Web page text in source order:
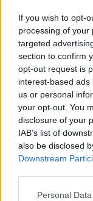
If you wish to opt-
processing of your
targeted
section to confirm
opt-out request is
interest-based
us or personal
your opt-out. You
disclosure of your
IAB’s list of
also be disclosed
Downstream
Personal
"La sinistra tutela le
— Dritto e rovescio